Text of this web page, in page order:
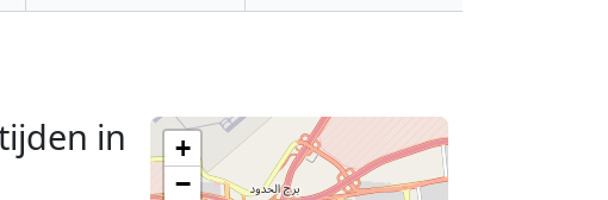
in
+
−